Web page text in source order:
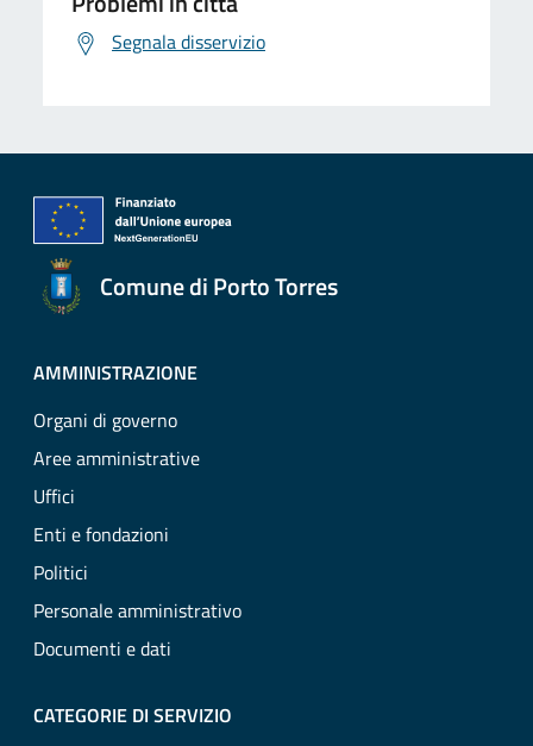
Segnala disservizio
Comune di Porto Torres
AMMINISTRAZIONE
Organi di governo
Aree amministrative
Uffici
Enti e fondazioni
Politici
Personale amministrativo
Documenti e dati
CATEGORIE DI SERVIZIO